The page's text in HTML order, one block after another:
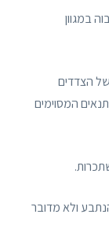
במגוון
הצדדים
המסוימים
ולא מדובר